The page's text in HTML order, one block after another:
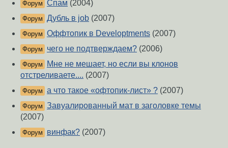
Форум Спам (2004)
Форум Дубль в job (2007)
Форум Оффтопик в Developtments (2007)
Форум чего не подтверждаем? (2006)
Форум
Мне не мешает, но если вы клонов
отстреливаете.... (2007)
Форум а что такое «офтопик-лист» ? (2007)
Форум Завуалированный мат в заголовке темы
(2007)
Форум винфак? (2007)